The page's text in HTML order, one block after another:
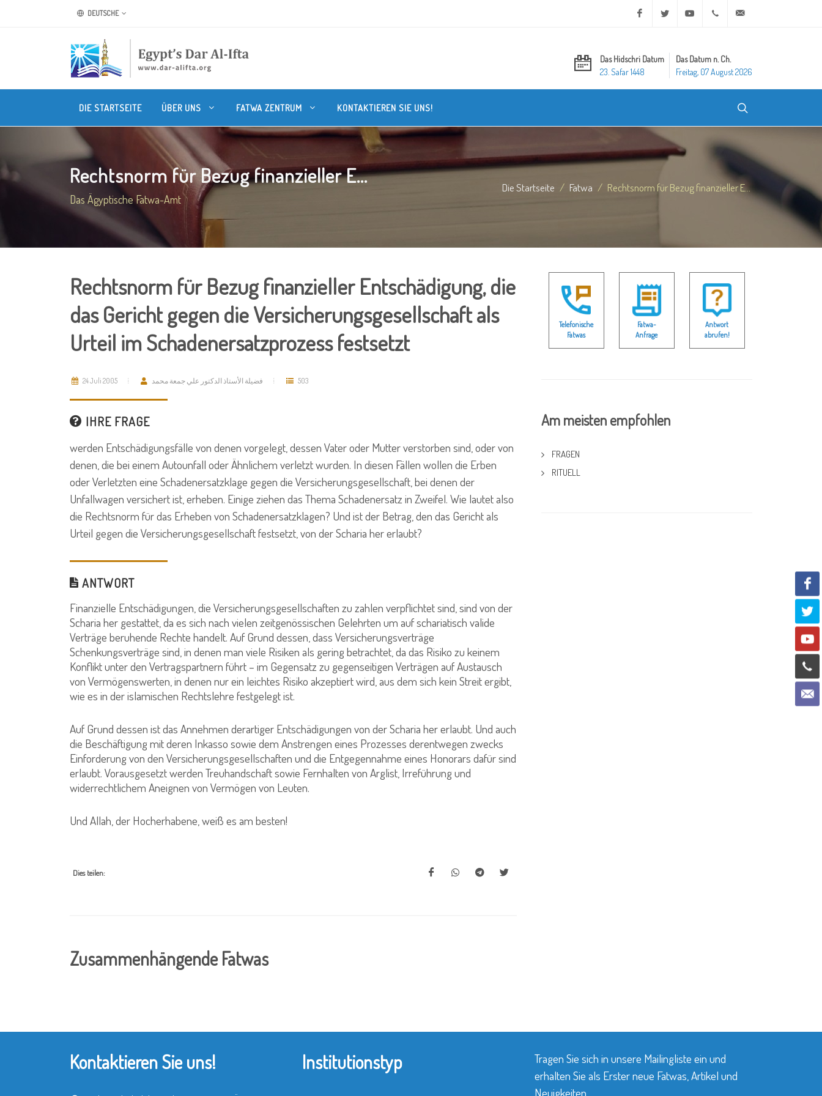
DEUTSCHE Facebook Twitter Youtube +20 2 25970400
Das Hidschri Datum
23. Safar 1448
Das Datum n. Ch.
Freitag, 07 August 2026
DIE STARTSEITE ÜBER UNS FATWA ZENTRUM KONTAKTIEREN SIE UNS!
Rechtsnorm für Bezug finanzieller E...
Das Ägyptische Fatwa-Amt
Die Startseite Fatwa Rechtsnorm für Bezug finanzieller E...
Rechtsnorm für Bezug finanzieller Entschädigung, die
das Gericht gegen die Versicherungsgesellschaft als
Urteil im Schadenersatzprozess festsetzt
24 Juli 2005 فضيلة الأستاذ الدكتور علي جمعة محمد 503
IHRE FRAGE
werden Entschädigungsfälle von denen vorgelegt, dessen Vater oder Mutter verstorben sind, oder von
denen, die bei einem Autounfall oder Ähnlichem verletzt wurden. In diesen Fällen wollen die Erben
oder Verletzten eine Schadenersatzklage gegen die Versicherungsgesellschaft, bei denen der
Unfallwagen versichert ist, erheben. Einige ziehen das Thema Schadenersatz in Zweifel. Wie lautet also
die Rechtsnorm für das Erheben von Schadenersatzklagen? Und ist der Betrag, den das Gericht als
Urteil gegen die Versicherungsgesellschaft festsetzt, von der Scharia her erlaubt?
ANTWORT
Finanzielle Entschädigungen, die Versicherungsgesellschaften zu zahlen verpflichtet sind, sind von der
Scharia her gestattet, da es sich nach vielen zeitgenössischen Gelehrten um auf schariatisch valide
Verträge beruhende Rechte handelt. Auf Grund dessen, dass Versicherungsverträge
Schenkungsverträge sind, in denen man viele Risiken als gering betrachtet, da das Risiko zu keinem
Konflikt unter den Vertragspartnern führt – im Gegensatz zu gegenseitigen Verträgen auf Austausch
von Vermögenswerten, in denen nur ein leichtes Risiko akzeptiert wird, aus dem sich kein Streit ergibt,
wie es in der islamischen Rechtslehre festgelegt ist.
Auf Grund dessen ist das Annehmen derartiger Entschädigungen von der Scharia her erlaubt. Und auch
die Beschäftigung mit deren Inkasso sowie dem Anstrengen eines Prozesses derentwegen zwecks
Einforderung von den Versicherungsgesellschaften und die Entgegennahme eines Honorars dafür sind
erlaubt. Vorausgesetzt werden Treuhandschaft sowie Fernhalten von Arglist, Irreführung und
widerrechtlichem Aneignen von Vermögen von Leuten.
Und Allah, der Hocherhabene, weiß es am besten!
Dies teilen:
Zusammenhängende Fatwas
Telefonische
Fatwas
Fatwa-
Anfrage
Antwort
abrufen!
Am meisten empfohlen
FRAGEN
RITUELL
Kontaktieren Sie uns! Institutionstyp
Tragen Sie sich in unsere Mailingliste ein und
erhalten Sie als Erster neue Fatwas, Artikel und
Neuigkeiten.